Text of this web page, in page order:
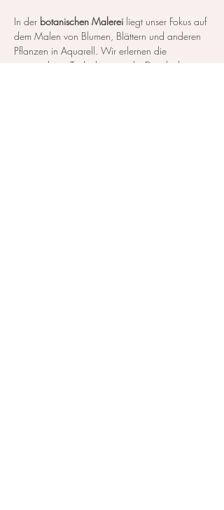
In der botanischen Malerei liegt unser Fokus auf
dem Malen von Blumen, Blättern und anderen
Pflanzen in Aquarell. Wir erlernen die
notwendigen Techniken, um die Details der